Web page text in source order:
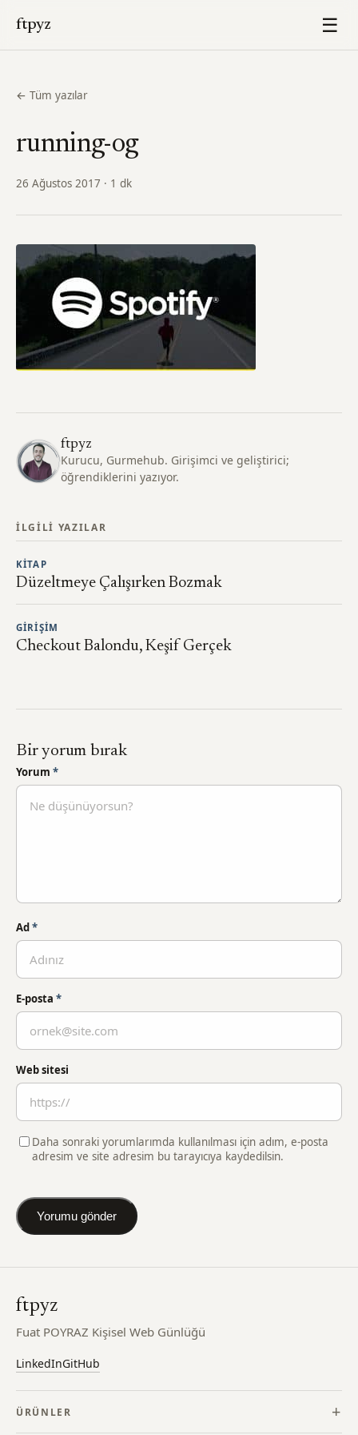
ftpyz ☰
← Tüm yazılar
running-og
26 Ağustos 2017 · 1 dk
ftpyz
Kurucu, Gurmehub. Girişimci ve geliştirici;
öğrendiklerini yazıyor.
İLGILI YAZILAR
KITAP
Düzeltmeye Çalışırken Bozmak
GIRIŞIM
Checkout Balondu, Keşif Gerçek
Bir yorum bırak
Yorum *
Ad*
E-posta *
Web sitesi
Daha sonraki yorumlarımda kullanılması için adım, e-posta
adresim ve site adresim bu tarayıcıya kaydedilsin.
ftpyz
Fuat POYRAZ Kişisel Web Günlüğü
LinkedInGitHub
ÜRÜNLER